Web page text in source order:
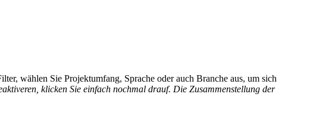
wählen Sie Projektumfang, Sprache oder auch Branche aus, um sich
klicken Sie einfach nochmal drauf. Die Zusammenstellung der